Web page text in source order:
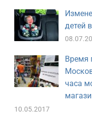
детей
Время
часа
10.05.2017